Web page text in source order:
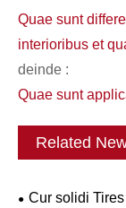
Quae sunt
interioribus et
deinde :
Quae sunt
Related
Cur solidi